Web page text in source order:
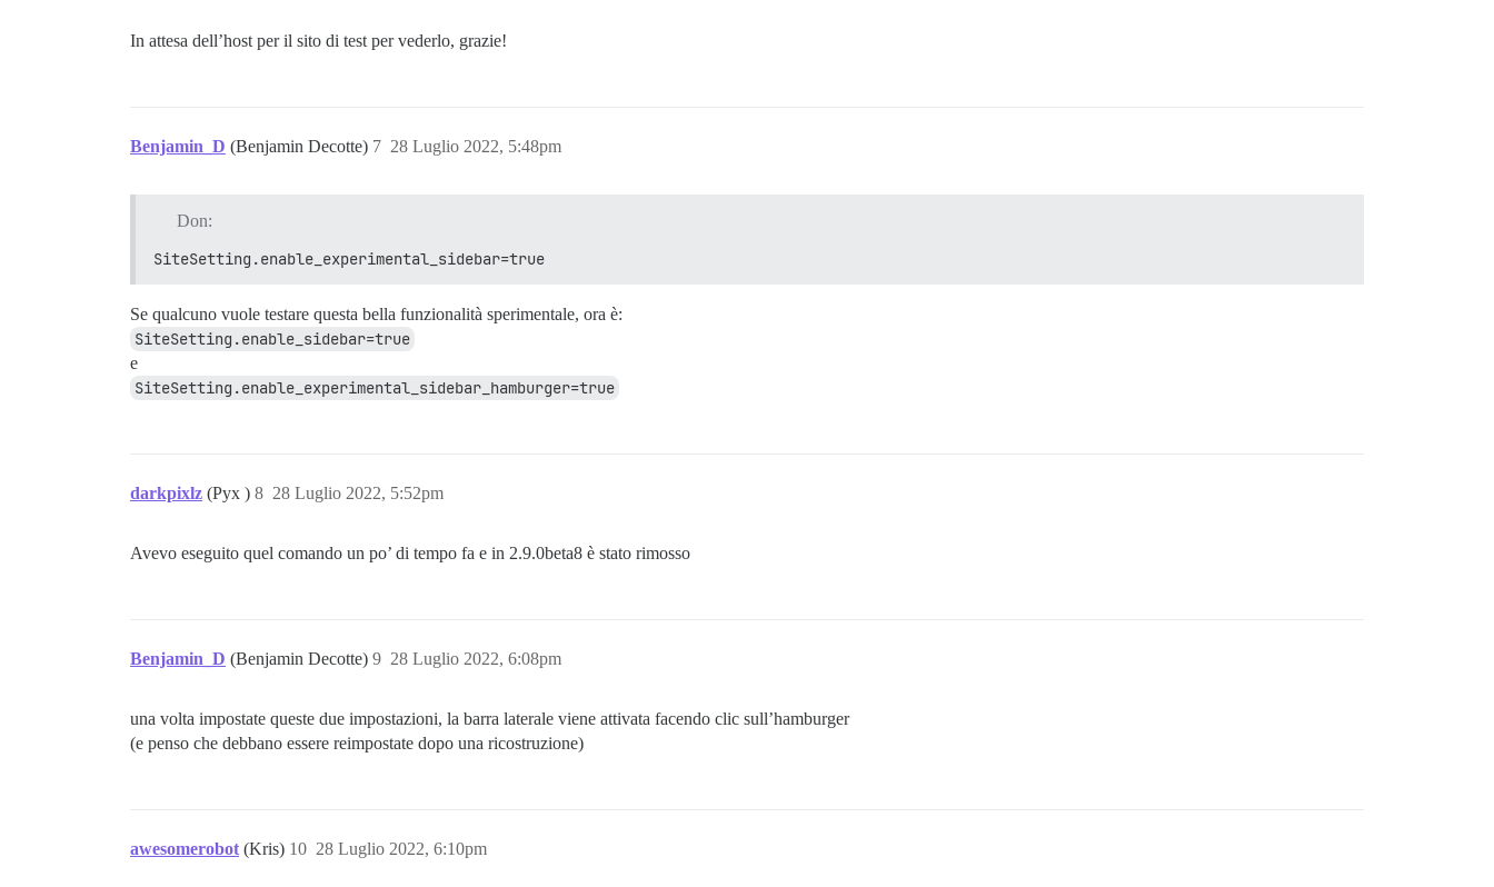
In attesa dell’host per il sito di test per vederlo, grazie!
Benjamin_D (Benjamin Decotte) 28 Luglio 2022, 5:48pm
7
Don:
SiteSetting.enable_experimental_sidebar=true
Se qualcuno vuole testare questa bella funzionalità sperimentale, ora è:
SiteSetting.enable_sidebar=true
e
SiteSetting.enable_experimental_sidebar_hamburger=true
darkpixlz (Pyx ) 28 Luglio 2022, 5:52pm
8
Avevo eseguito quel comando un po’ di tempo fa e in 2.9.0beta8 è stato rimosso
Benjamin_D (Benjamin Decotte) 28 Luglio 2022, 6:08pm
9
una volta impostate queste due impostazioni, la barra laterale viene attivata facendo clic sull’hamburger
(e penso che debbano essere reimpostate dopo una ricostruzione)
awesomerobot (Kris) 28 Luglio 2022, 6:10pm
10